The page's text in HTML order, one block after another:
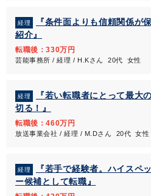
経理
『条件面よりも信頼関係が
紹介』
転職後：330万円
芸能事務所 / 経理 / H.Kさん 20代 女性
経理
『若い転職者にとって最大
切る！』
転職後：460万円
放送事業会社 / 経理 / M.Dさん 20代 女性
経理
『若手で経験者。ハイスペ
ー候補として転職』